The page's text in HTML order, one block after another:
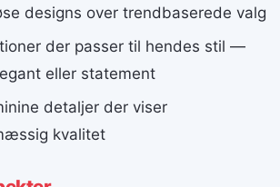
designs over trendbaserede valg
der passer til hendes stil —
eller statement
detaljer der viser
kvalitet